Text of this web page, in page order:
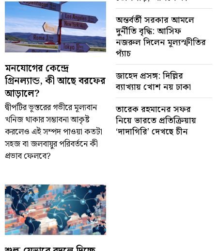
মনযোগের কেন্দ্রে
গ্রিনল্যান্ড, কী আছে বরফের
আড়ালে?
দ্বীপটির ভূস্তরের গভীরে মূল্যবান
খনিজ থাকার সম্ভাবনা আকৃষ্ট
করলেও এই সম্পদ পাওয়া কতটা
সহজ বা জলবায়ুর পরিবর্তনে কী
প্রভাব ফেলবে?
অন্তর্বর্তী সরকার আমলে
দুর্নীতি বৃদ্ধি: আসিফ
নজরুল দিলেন মূল্যস্ফীতির
প্যাঁচ
জাহেদ প্রসঙ্গ: দিল্লির
ব্যাখ্যায় খোশ নয় ঢাকা
তারেক রহমানের সফর
নিয়ে ভারতে প্রতিক্রিয়ায়
‘দাদাগিরি’ দেখছে চীন